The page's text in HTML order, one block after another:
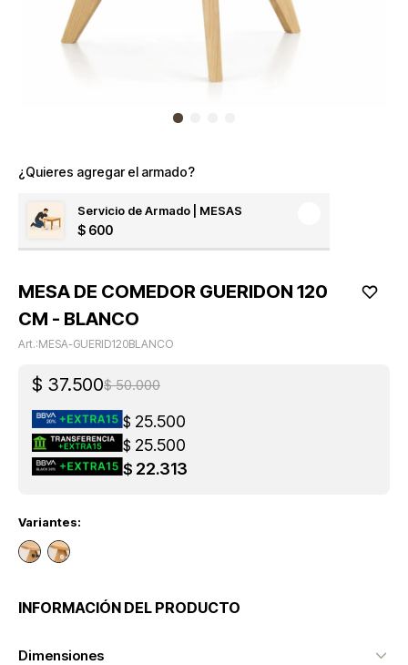
MESA DE COMEDOR GUERIDON 120
CM - BLANCO
MESA-GUERID120BLANCO
$ 37.500$ 50.000
$ 25.500
$ 25.500
$ 22.313
Variantes:
¿Quieres agregar el armado?
Servicio de Armado | MESAS
$ 600
INFORMACIÓN DEL PRODUCTO
Dimensiones